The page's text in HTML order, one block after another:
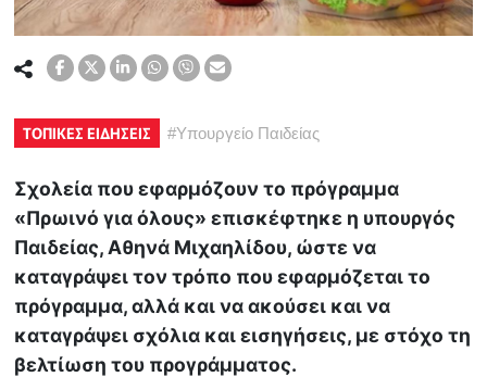
ΤΟΠΙΚΕΣ ΕΙΔΗΣΕΙΣ #Υπουργείο Παιδείας
Σχολεία που εφαρμόζουν το πρόγραμμα
«Πρωινό για όλους» επισκέφτηκε η υπουργός
Παιδείας, Αθηνά Μιχαηλίδου, ώστε να
καταγράψει τον τρόπο που εφαρμόζεται το
πρόγραμμα, αλλά και να ακούσει και να
καταγράψει σχόλια και εισηγήσεις, με στόχο τη
βελτίωση του προγράμματος.